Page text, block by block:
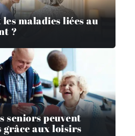
maladies liées au
?
seniors peuvent
aux loisirs